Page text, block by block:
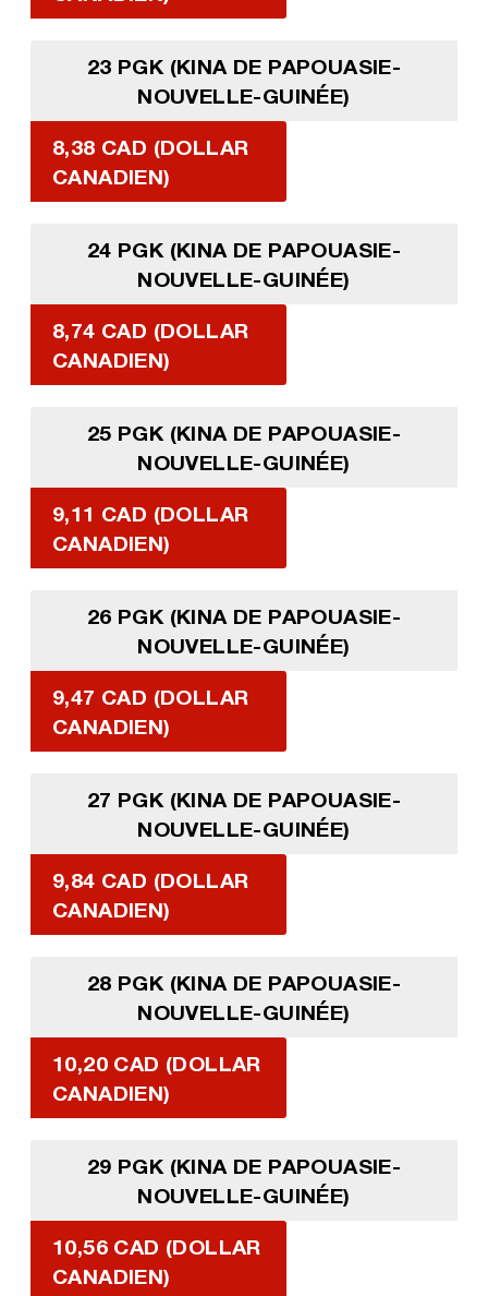
23 PGK (KINA DE PAPOUASIE-
NOUVELLE-GUINÉE)
8,38 CAD (DOLLAR
CANADIEN)
24 PGK (KINA DE PAPOUASIE-
NOUVELLE-GUINÉE)
8,74 CAD (DOLLAR
CANADIEN)
25 PGK (KINA DE PAPOUASIE-
NOUVELLE-GUINÉE)
9,11 CAD (DOLLAR
CANADIEN)
26 PGK (KINA DE PAPOUASIE-
NOUVELLE-GUINÉE)
9,47 CAD (DOLLAR
CANADIEN)
27 PGK (KINA DE PAPOUASIE-
NOUVELLE-GUINÉE)
9,84 CAD (DOLLAR
CANADIEN)
28 PGK (KINA DE PAPOUASIE-
NOUVELLE-GUINÉE)
10,20 CAD (DOLLAR
CANADIEN)
29 PGK (KINA DE PAPOUASIE-
NOUVELLE-GUINÉE)
10,56 CAD (DOLLAR
CANADIEN)